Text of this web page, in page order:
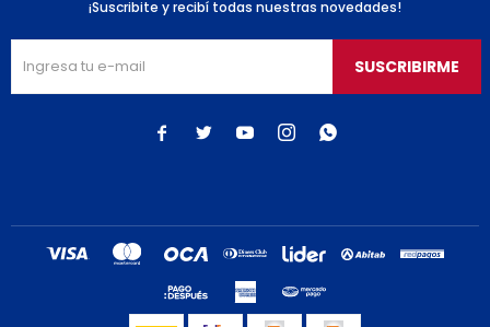
¡Suscribite y recibí todas nuestras novedades!
SUSCRIBIRME
    